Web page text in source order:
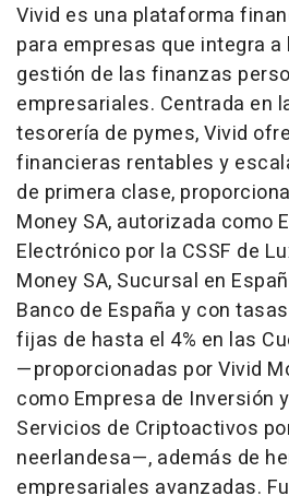
Vivid es una plataforma
para empresas que integra
gestión de las finanzas
empresariales. Centrada en
tesorería de pymes, Vivid
financieras rentables y
de primera clase,
Money SA, autorizada como
Electrónico por la CSSF de
Money SA, Sucursal en
Banco de España y con
fijas de hasta el 4% en las
—proporcionadas por Vivid
como Empresa de Inversión
Servicios de Criptoactivos
neerlandesa—, además de
empresariales avanzadas.